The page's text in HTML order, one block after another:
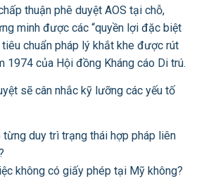
thuận phê duyệt AOS tại chỗ,
minh được các “quyền lợi đặc biệt
chuẩn pháp lý khắt khe được rút
1974 của Hội đồng Kháng cáo Di trú.
sẽ cân nhắc kỹ lưỡng các yếu tố
duy trì trạng thái hợp pháp liên
không có giấy phép tại Mỹ không?